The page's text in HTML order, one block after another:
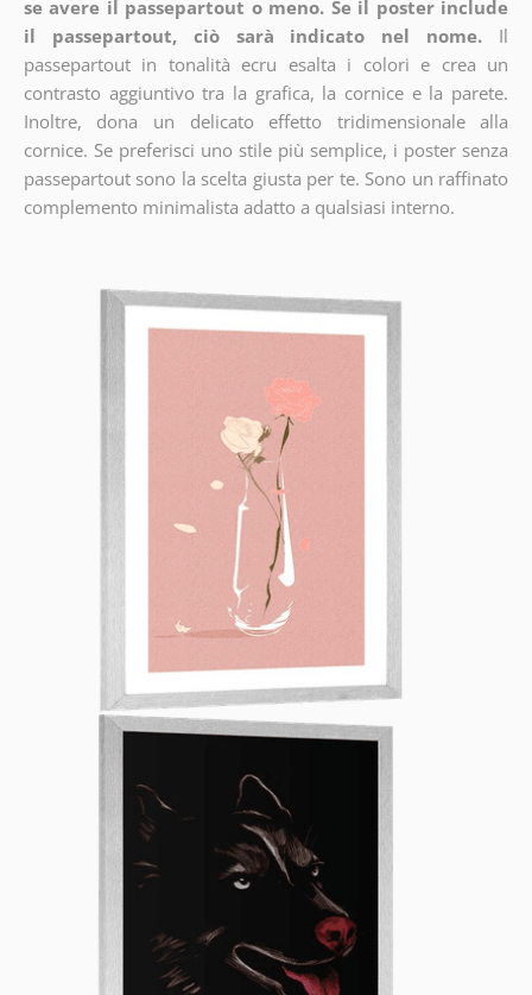
se avere il passepartout o meno. Se il poster include
il passepartout, ciò sarà indicato nel nome.
Il
passepartout in tonalità ecru esalta i colori e crea un
contrasto aggiuntivo tra la grafica, la cornice e la parete.
Inoltre, dona un delicato effetto tridimensionale alla
cornice. Se preferisci uno stile più semplice, i poster senza
passepartout sono la scelta giusta per te. Sono un raffinato
complemento minimalista adatto a qualsiasi interno.